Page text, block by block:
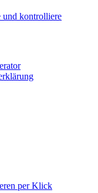
und kontrolliere
per Klick